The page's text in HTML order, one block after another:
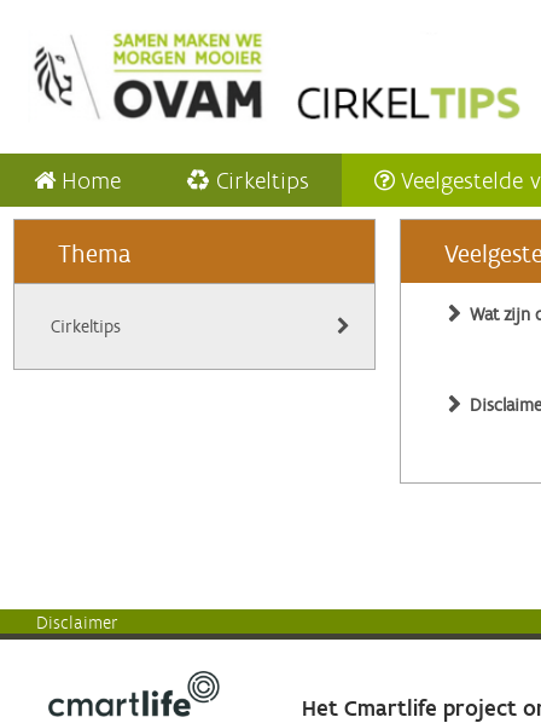
Home Cirkeltips Veelgestelde
Thema
Cirkeltips
Wat zijn
Disclaimer
Het Cmartlife project